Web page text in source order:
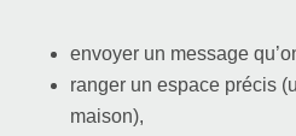
envoyer un message
ranger un espace précis
maison),